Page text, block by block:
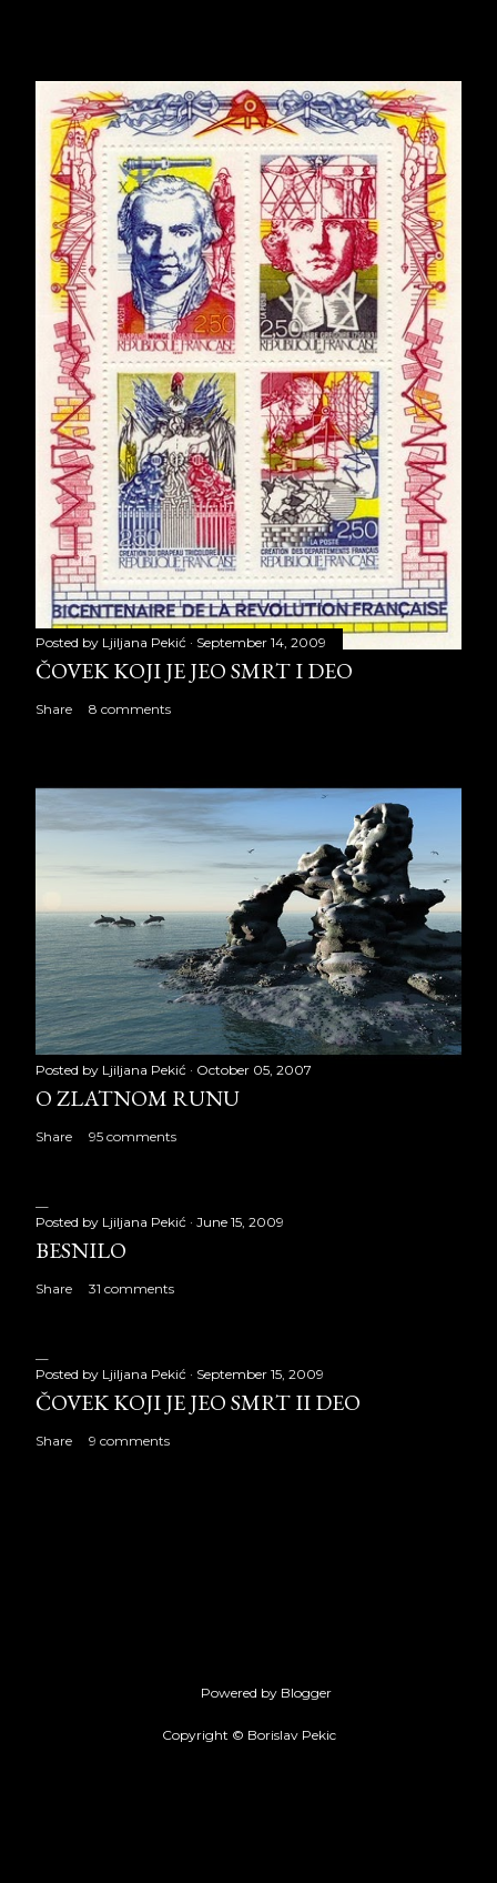
Posted by Ljiljana Pekić September 14, 2009
ČOVEK KOJI JE JEO SMRT I DEO
Share 8 comments
Posted by Ljiljana Pekić October 05, 2007
O ZLATNOM RUNU
Share 95 comments
Posted by Ljiljana Pekić June 15, 2009
BESNILO
Share 31 comments
Posted by Ljiljana Pekić September 15, 2009
ČOVEK KOJI JE JEO SMRT II DEO
Share 9 comments
Powered by Blogger
Copyright © Borislav Pekic